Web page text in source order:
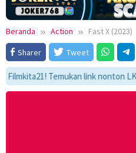
Beranda Action
Fast X (2023)
Sharer
Tweet
Temukan link nonton